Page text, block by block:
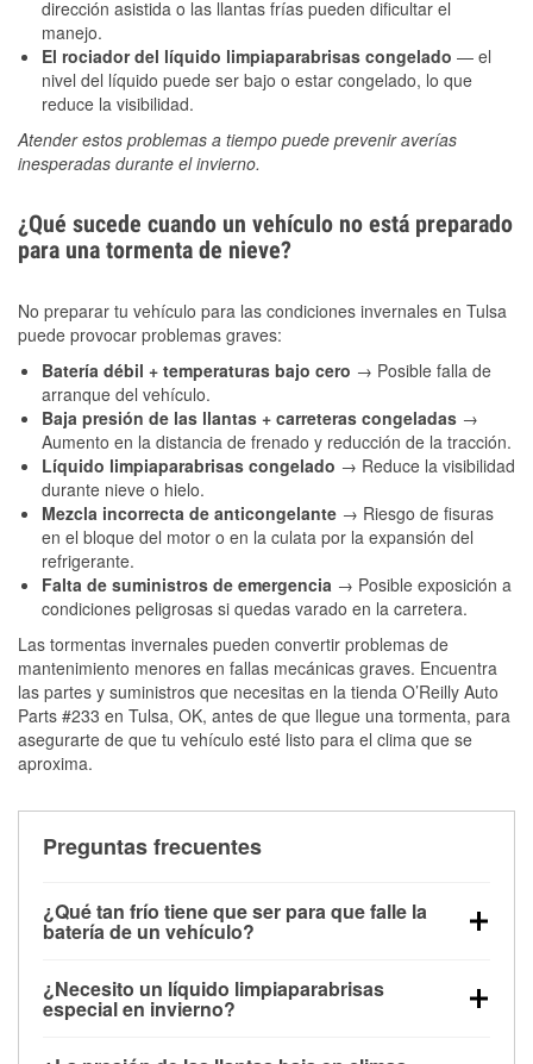
dirección asistida o las llantas frías pueden dificultar el
manejo.
El rociador del líquido limpiaparabrisas congelado — el
nivel del líquido puede ser bajo o estar congelado, lo que
reduce la visibilidad.
Atender estos problemas a tiempo puede prevenir averías
inesperadas durante el invierno.
¿Qué sucede cuando un vehículo no está preparado
para una tormenta de nieve?
No preparar tu vehículo para las condiciones invernales en Tulsa
puede provocar problemas graves:
Batería débil + temperaturas bajo cero → Posible falla de
arranque del vehículo.
Baja presión de las llantas + carreteras congeladas →
Aumento en la distancia de frenado y reducción de la tracción.
Líquido limpiaparabrisas congelado → Reduce la visibilidad
durante nieve o hielo.
Mezcla incorrecta de anticongelante → Riesgo de fisuras
en el bloque del motor o en la culata por la expansión del
refrigerante.
Falta de suministros de emergencia → Posible exposición a
condiciones peligrosas si quedas varado en la carretera.
Las tormentas invernales pueden convertir problemas de
mantenimiento menores en fallas mecánicas graves. Encuentra
las partes y suministros que necesitas en la tienda O’Reilly Auto
Parts #233 en Tulsa, OK, antes de que llegue una tormenta, para
asegurarte de que tu vehículo esté listo para el clima que se
aproxima.
Preguntas frecuentes
¿Qué tan frío tiene que ser para que falle la
batería de un vehículo?
debajo de los 32 °F y puede perder hasta la mitad de
su potencia de arranque cerca de los 0 °F, lo que
¿Necesito un líquido limpiaparabrisas
especial en invierno?